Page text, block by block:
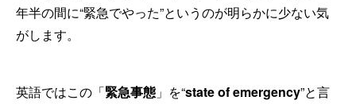
年半の間に“緊急でやった”というのが明らかに少ない気
がします。
英語ではこの「緊急事態 」を“state of emergency”と言